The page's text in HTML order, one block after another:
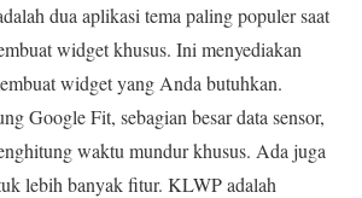
dua aplikasi tema paling populer saat
widget khusus. Ini menyediakan
widget yang Anda butuhkan.
Google Fit, sebagian besar data sensor,
waktu mundur khusus. Ada juga
lebih banyak fitur. KLWP adalah